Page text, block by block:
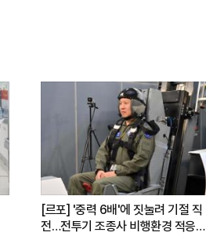
[르포] '중력 6배'에 짓눌려 기절 직
전…전투기 조종사 비행환경 적응훈